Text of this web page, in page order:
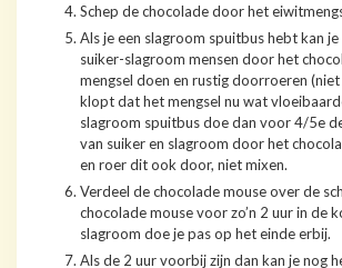
Schep de chocolade door het
Als je een slagroom spuitbus hebt kan je
suiker-slagroom mensen door het
mengsel doen en rustig doorroeren
klopt dat het mengsel nu wat
slagroom spuitbus doe dan voor 4/5e
van suiker en slagroom door het
en roer dit ook door, niet mixen.
Verdeel de chocolade mouse over de
chocolade mouse voor zo’n 2 uur in de
slagroom doe je pas op het einde erbij.
Als de 2 uur voorbij zijn dan kan je nog